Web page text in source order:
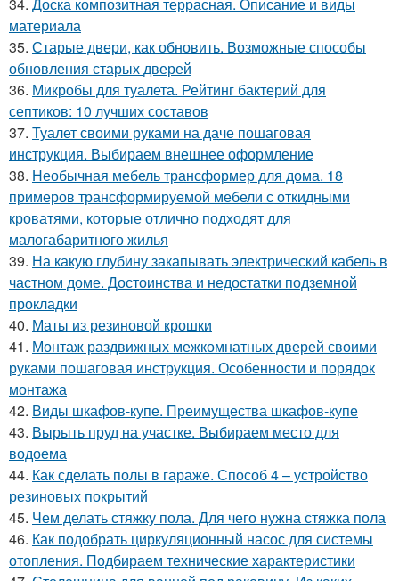
материала
35. Старые двери, как обновить. Возможные способы
обновления старых дверей
36. Микробы для туалета. Рейтинг бактерий для
септиков: 10 лучших составов
37. Туалет своими руками на даче пошаговая
инструкция. Выбираем внешнее оформление
38. Необычная мебель трансформер для дома. 18
примеров трансформируемой мебели с откидными
кроватями, которые отлично подходят для
малогабаритного жилья
39. На какую глубину закапывать электрический кабель в
частном доме. Достоинства и недостатки подземной
прокладки
40. Маты из резиновой крошки
41. Монтаж раздвижных межкомнатных дверей своими
руками пошаговая инструкция. Особенности и порядок
монтажа
42. Виды шкафов-купе. Преимущества шкафов-купе
43. Вырыть пруд на участке. Выбираем место для
водоема
44. Как сделать полы в гараже. Способ 4 – устройство
резиновых покрытий
45. Чем делать стяжку пола. Для чего нужна стяжка пола
46. Как подобрать циркуляционный насос для системы
отопления. Подбираем технические характеристики